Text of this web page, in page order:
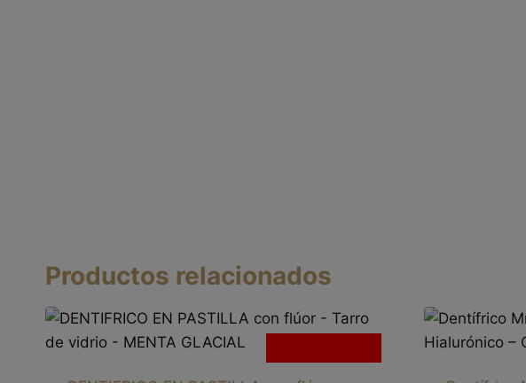
Productos relacionados